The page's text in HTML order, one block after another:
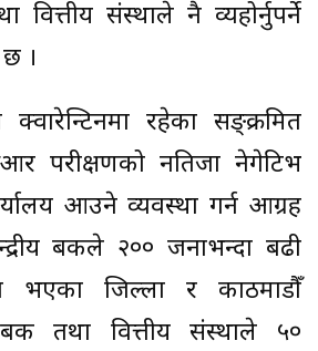
संस्थाले नै व्यहोर्नुपर्ने
।
रहेका सङ्क्रमित
परीक्षणको नतिजा नेगेटिभ
आउने व्यवस्था गर्न आग्रह
बैंकले २०० जनाभन्दा बढी
भएका जिल्ला र काठमाडौँ
बैंक तथा वित्तीय संस्थाले ५०